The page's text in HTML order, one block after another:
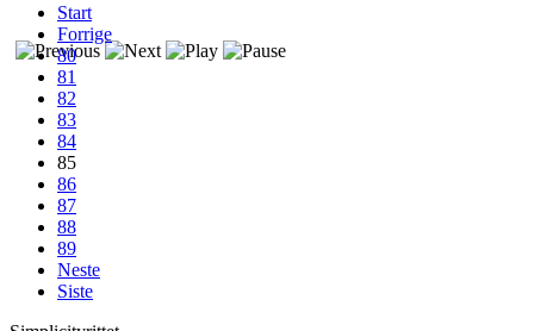
Start
Forrige
80
81
82
83
84
85
86
87
88
89
Neste
Siste